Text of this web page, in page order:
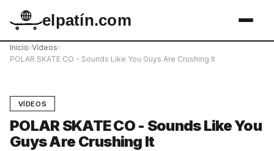
elpatín.com
Inicio›Vídeos›
POLAR SKATE CO - Sounds Like You Guys Are Crushing It
VÍDEOS
POLAR SKATE CO - Sounds Like You
Guys Are Crushing It